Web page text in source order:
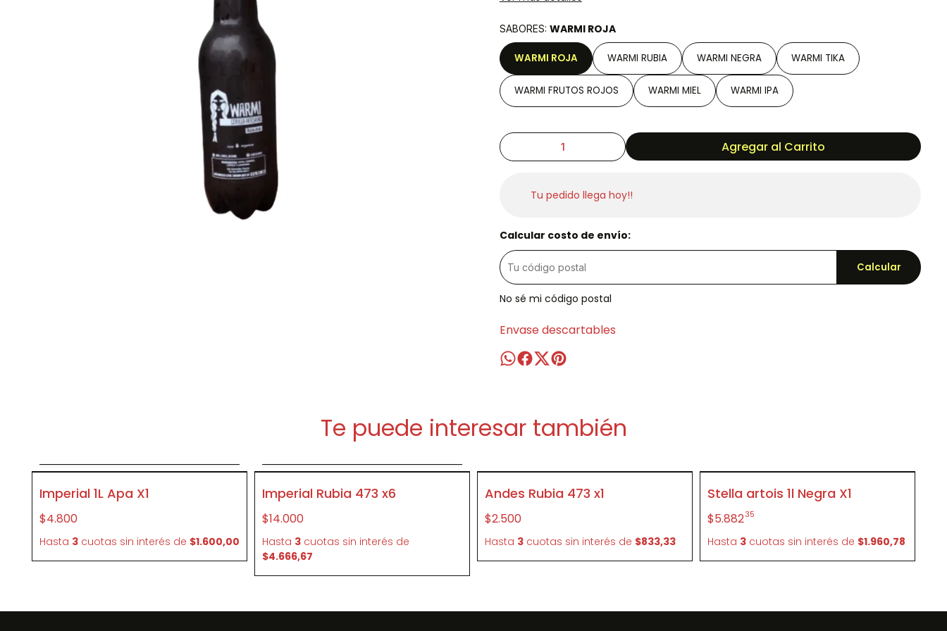
SABORES: WARMI ROJA
WARMI ROJA WARMI RUBIA WARMI NEGRA WARMI TIKA
WARMI FRUTOS ROJOS WARMI MIEL WARMI IPA
Agregar al Carrito
Tu pedido llega hoy!!
Calcular costo de envío:
Calcular
No sé mi código postal
Envase descartables
Te puede interesar también
Imperial 1L Apa X1
$4.800
Hasta 3 cuotas sin interés de $1.600,00
Imperial Rubia 473 x6
$14.000
Hasta 3 cuotas sin interés de
$4.666,67
SIN STOCK
Andes Rubia 473 x1
$2.500
Hasta 3 cuotas sin interés de $833,33
SIN STOCK
Stella artois 1l Negra X1
$5.88235
Hasta 3 cuotas sin interés de $1.960,78